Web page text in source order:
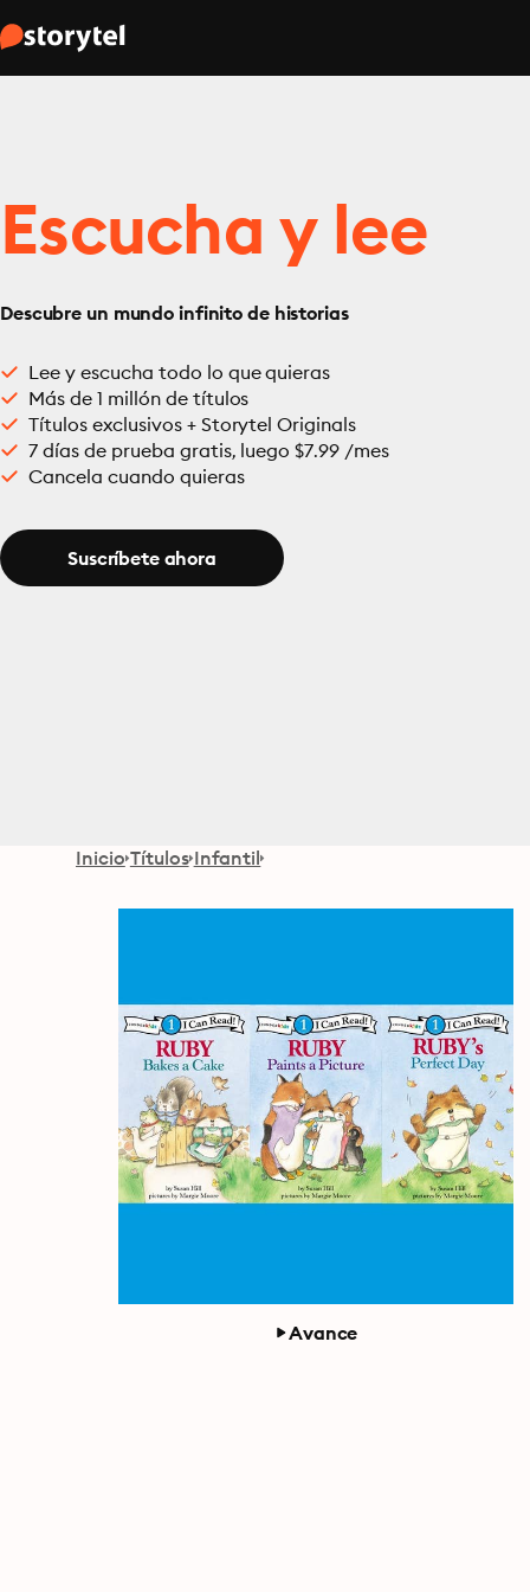
Escucha y lee
Descubre un mundo infinito de historias
Lee y escucha todo lo que quieras
Más de 1 millón de títulos
Títulos exclusivos + Storytel Originals
7 días de prueba gratis, luego $7.99 /mes
Cancela cuando quieras
Suscríbete ahora
Inicio Títulos Infantil
Avance